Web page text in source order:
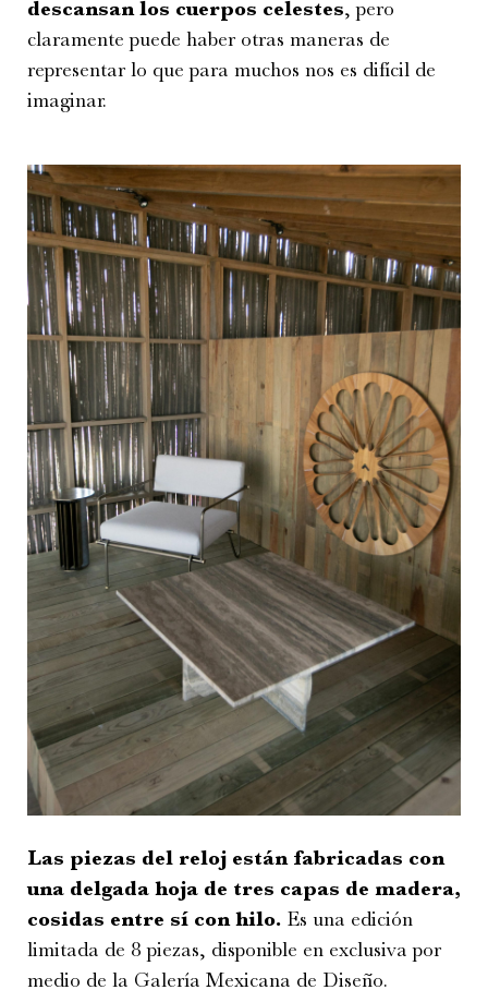
descansan los cuerpos celestes, pero
claramente puede haber otras maneras de
representar lo que para muchos nos es difícil de
imaginar.
Las piezas del reloj están fabricadas con
una delgada hoja de tres capas de madera,
cosidas entre sí con hilo. Es una edición
limitada de 8 piezas, disponible en exclusiva por
medio de la Galería Mexicana de Diseño.